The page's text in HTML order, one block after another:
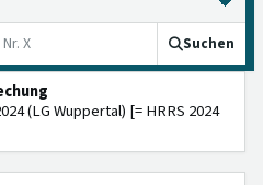
Suchen
(LG Wuppertal) [= HRRS 2024